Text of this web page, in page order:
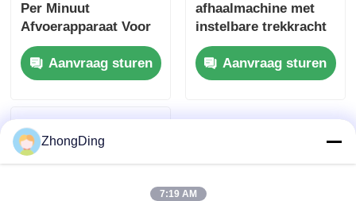
Per Minuut
Afvoerapparaat Voor
Continue
Automatische
Kabeltrek
Aanvraag sturen
afhaalmachine met
instelbare trekkracht
van 200 N tot 5000 N
Aanvraag sturen
ZhongDing
7:19 AM